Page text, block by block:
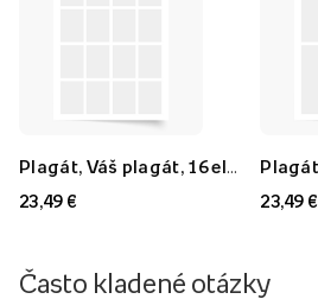
23,49 €
23,49 €
Často kladené otázky